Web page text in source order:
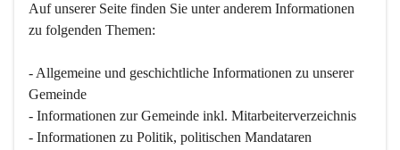
Auf unserer Seite finden Sie un­ter an­de­rem Informationen
zu folgenden Themen:
- Allgemeine und geschichtliche Informationen zu unserer
Gemeinde
- Informationen zur Gemeinde inkl. Mitarbeiterverzeichnis
- Informationen zu Politik, politischen Mandataren